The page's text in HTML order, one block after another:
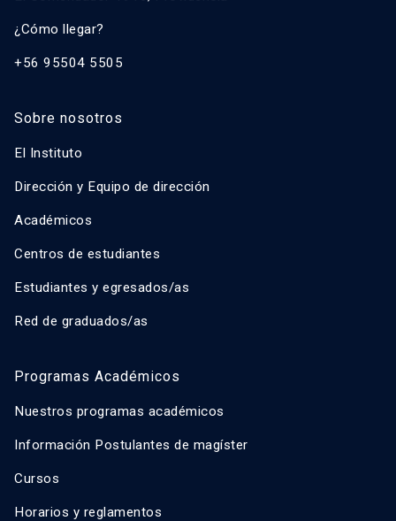
¿Cómo llegar?
+56 95504 5505
Sobre nosotros
El Instituto
Dirección y Equipo de dirección
Académicos
Centros de estudiantes
Estudiantes y egresados/as
Red de graduados/as
Programas Académicos
Nuestros programas académicos
Información Postulantes de magíster
Cursos
Horarios y reglamentos